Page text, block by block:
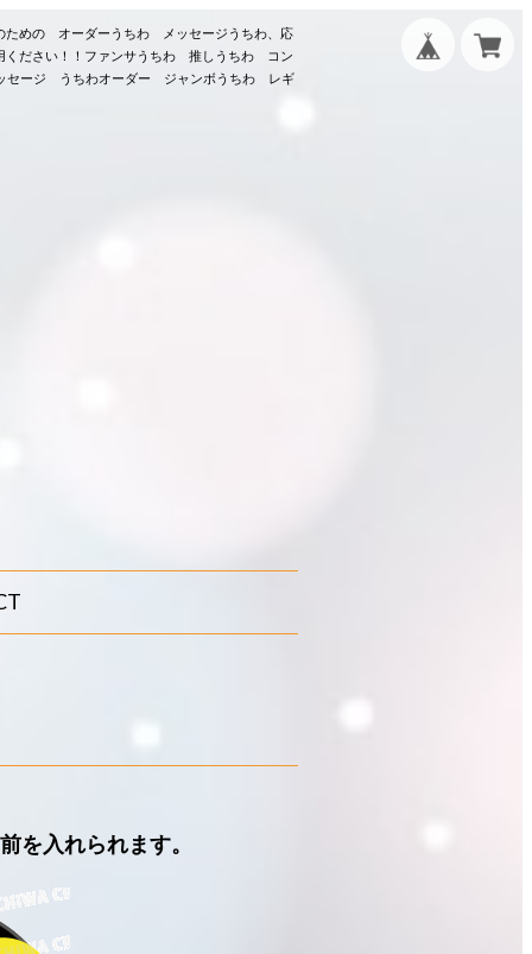
めの オーダーうちわ メッセージうちわ、応
ください！！ファンサうちわ 推しうちわ コン
セージ うちわオーダー ジャンボうちわ レギ
を入れられます。